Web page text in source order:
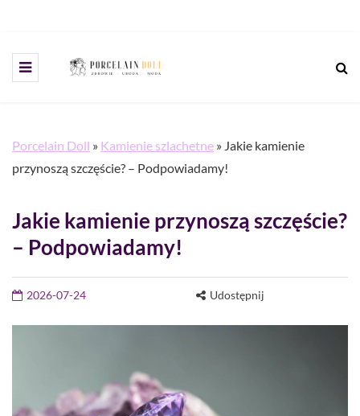
Porcelain Doll » Kamienie szlachetne » Jakie kamienie
przynoszą szczęście? – Podpowiadamy!
Jakie kamienie przynoszą szczęście?
– Podpowiadamy!
2026-07-24 Udostępnij